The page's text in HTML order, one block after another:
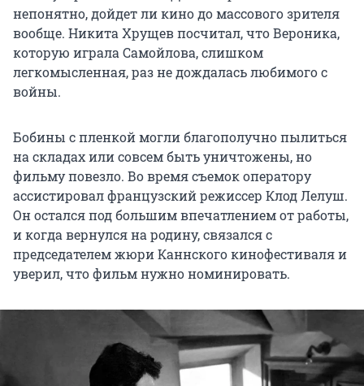
непонятно, дойдет ли кино до массового зрителя
вообще. Никита Хрущев посчитал, что Вероника,
которую играла Самойлова, слишком
легкомысленная, раз не дождалась любимого с
войны.
Бобины с пленкой могли благополучно пылиться
на складах или совсем быть уничтожены, но
фильму повезло. Во время съемок оператору
ассистировал французский режиссер Клод Лелуш.
Он остался под большим впечатлением от работы,
и когда вернулся на родину, связался с
председателем жюри Каннского кинофестиваля и
уверил, что фильм нужно номинировать.